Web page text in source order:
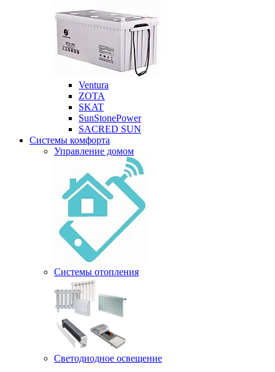
Ventura
ZOTA
SKAT
SunStonePower
SACRED SUN
Системы комфорта
Управление домом
Системы отопления
Светодиодное освещение